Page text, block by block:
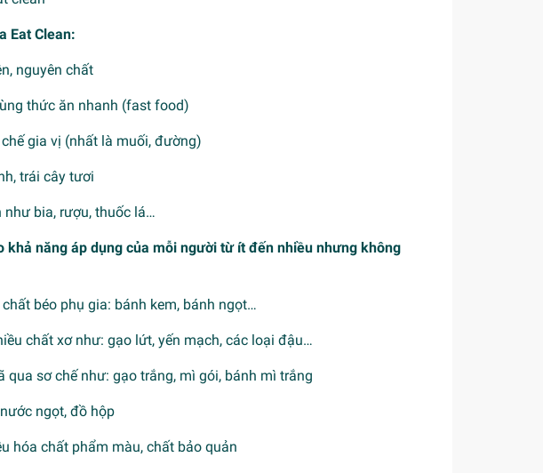
Eat Clean:
nguyên chất
thức ăn nhanh (fast food)
gia vị (nhất là muối, đường)
trái cây tươi
bia, rượu, thuốc lá…
khả năng áp dụng của mỗi người từ ít đến nhiều nhưng không
béo phụ gia: bánh kem, bánh ngọt…
chất xơ như: gạo lứt, yến mạch, các loại đậu…
qua sơ chế như: gạo trắng, mì gói, bánh mì trắng
ngọt, đồ hộp
hóa chất phẩm màu, chất bảo quản